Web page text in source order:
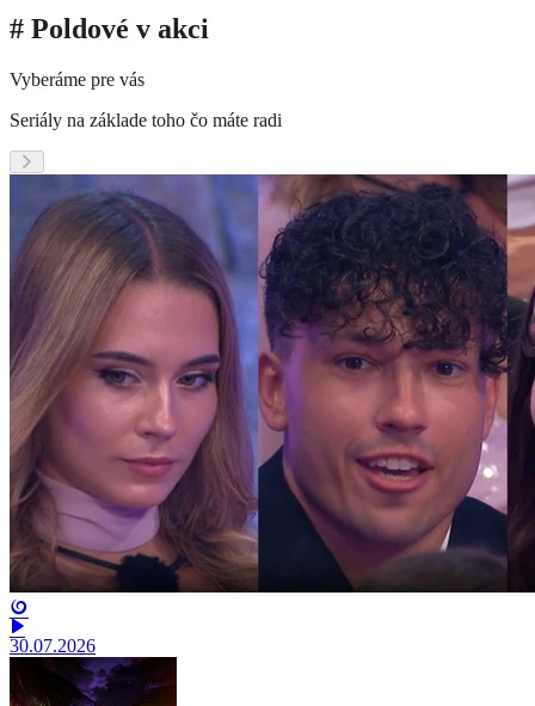
# Poldové v akci
Vyberáme pre vás
Seriály na základe toho čo máte radi
30.07.2026